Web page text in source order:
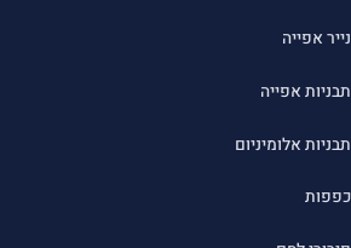
נייר אפייה
תבניות אפייה
תבניות אלומיניום
כפפות